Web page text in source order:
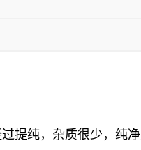
提纯，杂质很少，纯